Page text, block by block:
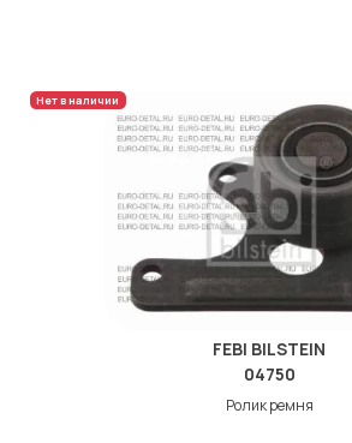
Нет в наличии
FEBI BILSTEIN
04750
Ролик ремня